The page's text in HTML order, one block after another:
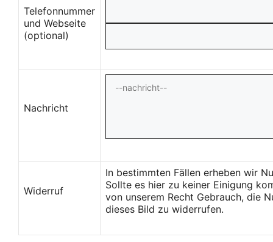
Telefonnummer
und Webseite
(optional)
Nachricht
Widerruf
In bestimmten Fällen erheben wir
Sollte es hier zu keiner Einigung
von unserem Recht Gebrauch, die
dieses Bild zu widerrufen.